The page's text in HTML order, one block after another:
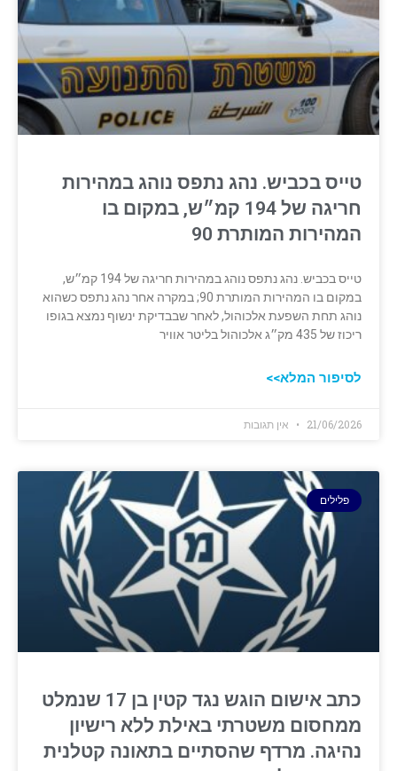
טייס בכביש. נהג נתפס נוהג במהירות
חריגה של 194 קמ״ש, במקום בו
המהירות המותרת 90
טייס בכביש. נהג נתפס נוהג במהירות חריגה של 194 קמ״ש,
במקום בו המהירות המותרת 90; במקרה אחר נהג נתפס כשהוא
נוהג תחת השפעת אלכוהול, לאחר שבבדיקת ינשוף נמצא בגופו
ריכוז של 435 מק״ג אלכוהול בליטר אוויר
לסיפור המלא>>
21/06/2026 אין תגובות
פלילים
כתב אישום הוגש נגד קטין בן 17 שנמלט
ממחסום משטרתי באילת ללא רישיון
נהיגה. מרדף שהסתיים בתאונה קטלנית